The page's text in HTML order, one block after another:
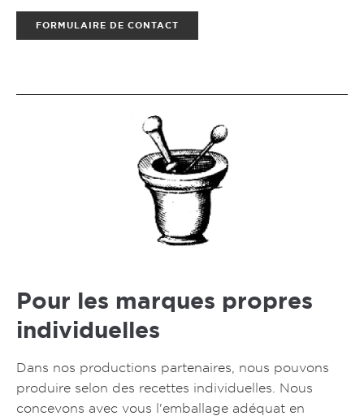
FORMULAIRE DE CONTACT
Pour les marques propres
individuelles
Dans nos productions partenaires, nous pouvons
produire selon des recettes individuelles. Nous
concevons avec vous l'emballage adéquat en